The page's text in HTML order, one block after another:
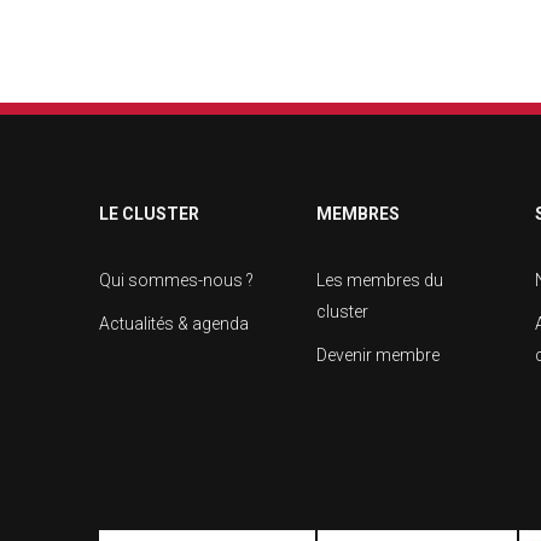
LE CLUSTER
Qui sommes-nous ?
Actualités & agenda
MEMBRES
Les membres du
cluster
Devenir membre